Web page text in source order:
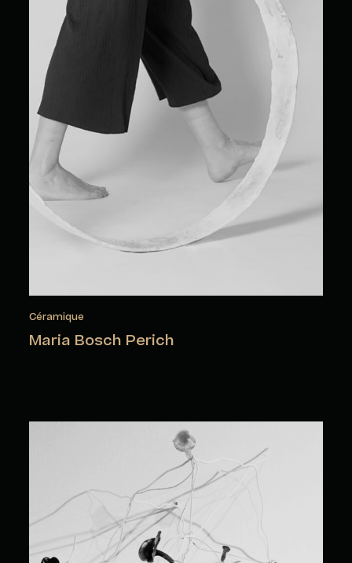
Céramique
Maria Bosch Perich